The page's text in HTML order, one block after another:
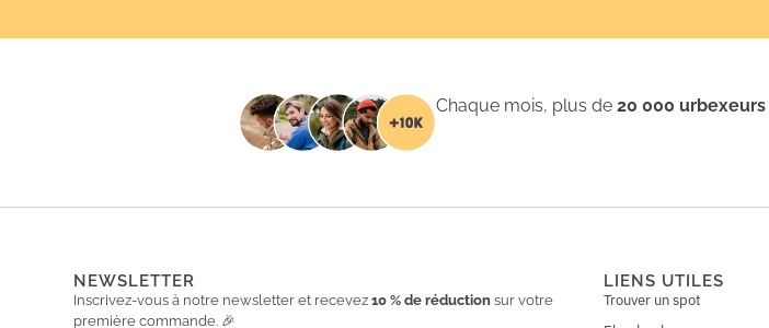
Chaque mois, plus de20 000 urbexeurs
NEWSLETTER
Inscrivez-vous à notre newsletter et recevez10 % de réduction sur votre
première commande. 🎉
LIENS UTILES
Trouver un spot